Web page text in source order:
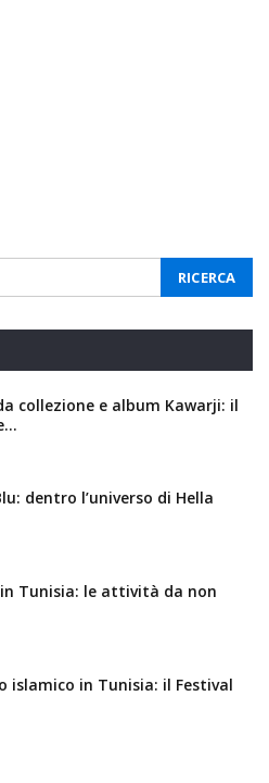
collezione e album Kawarji: il
dentro l’universo di Hella
Tunisia: le attività da non
islamico in Tunisia: il Festival